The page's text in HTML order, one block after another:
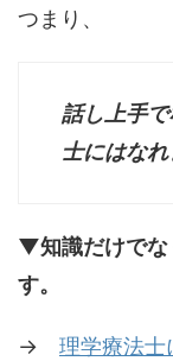
つまり、
話し上手
士にはなれ
▼知識だけでな
す。
→ 理学療法士